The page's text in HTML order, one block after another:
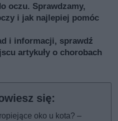
oczu. Sprawdzamy,
i jak najlepiej pomóc
i informacji, sprawdź
artykuły o chorobach
oko u kota? –